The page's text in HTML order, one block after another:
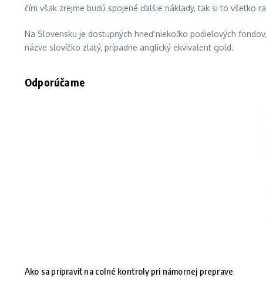
čím však zrejme budú spojené ďalšie náklady, tak si to všetko
Na Slovensku je dostupných hneď niekoľko podielových
názve slovíčko zlatý, prípadne anglický ekvivalent gold.
Odporúčame
Ako sa pripraviť na colné kontroly pri námornej preprave